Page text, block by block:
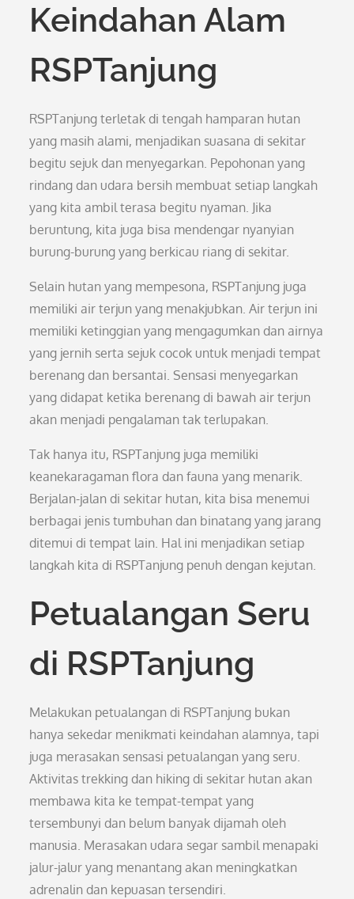
Keindahan Alam
RSPTanjung
RSPTanjung terletak di tengah hamparan hutan
yang masih alami, menjadikan suasana di sekitar
begitu sejuk dan menyegarkan. Pepohonan yang
rindang dan udara bersih membuat setiap langkah
yang kita ambil terasa begitu nyaman. Jika
beruntung, kita juga bisa mendengar nyanyian
burung-burung yang berkicau riang di sekitar.
Selain hutan yang mempesona, RSPTanjung juga
memiliki air terjun yang menakjubkan. Air terjun ini
memiliki ketinggian yang mengagumkan dan airnya
yang jernih serta sejuk cocok untuk menjadi tempat
berenang dan bersantai. Sensasi menyegarkan
yang didapat ketika berenang di bawah air terjun
akan menjadi pengalaman tak terlupakan.
Tak hanya itu, RSPTanjung juga memiliki
keanekaragaman flora dan fauna yang menarik.
Berjalan-jalan di sekitar hutan, kita bisa menemui
berbagai jenis tumbuhan dan binatang yang jarang
ditemui di tempat lain. Hal ini menjadikan setiap
langkah kita di RSPTanjung penuh dengan kejutan.
Petualangan Seru
di RSPTanjung
Melakukan petualangan di RSPTanjung bukan
hanya sekedar menikmati keindahan alamnya, tapi
juga merasakan sensasi petualangan yang seru.
Aktivitas trekking dan hiking di sekitar hutan akan
membawa kita ke tempat-tempat yang
tersembunyi dan belum banyak dijamah oleh
manusia. Merasakan udara segar sambil menapaki
jalur-jalur yang menantang akan meningkatkan
adrenalin dan kepuasan tersendiri.